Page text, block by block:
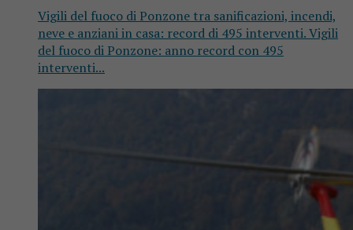
Vigili del fuoco di Ponzone tra sanificazioni, incendi,
neve e anziani in casa: record di 495 interventi. Vigili
del fuoco di Ponzone: anno record con 495
interventi...